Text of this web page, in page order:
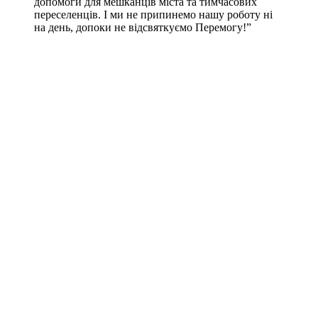
переселенців. І ми не припинемо нашу роботу ні
на день, допоки не відсвяткуємо Перемогу!”